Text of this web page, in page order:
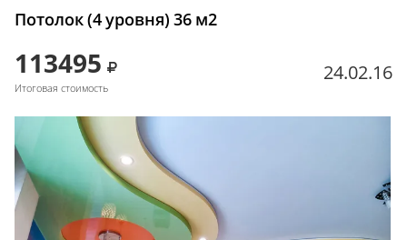
Потолок (4 уровня) 36 м2
113495
Итоговая стоимость
24.02.16